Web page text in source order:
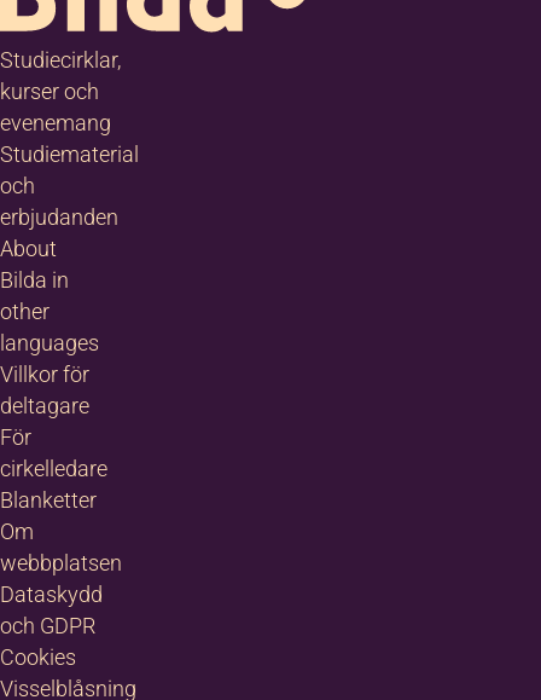
Studiecirklar,
kurser och
evenemang
Studiematerial
och
erbjudanden
About
Bilda in
other
languages
Villkor för
deltagare
För
cirkelledare
Blanketter
Om
webbplatsen
Dataskydd
och GDPR
Cookies
Visselblåsning